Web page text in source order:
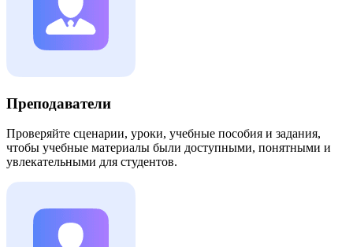
Преподаватели
Проверяйте сценарии, уроки, учебные пособия и задания,
чтобы учебные материалы были доступными, понятными и
увлекательными для студентов.